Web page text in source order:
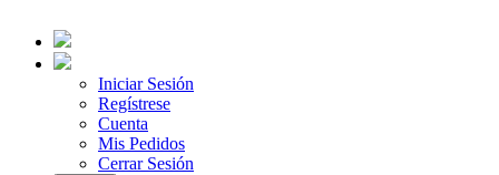
Iniciar Sesión
Regístrese
Cuenta
Mis Pedidos
Cerrar Sesión